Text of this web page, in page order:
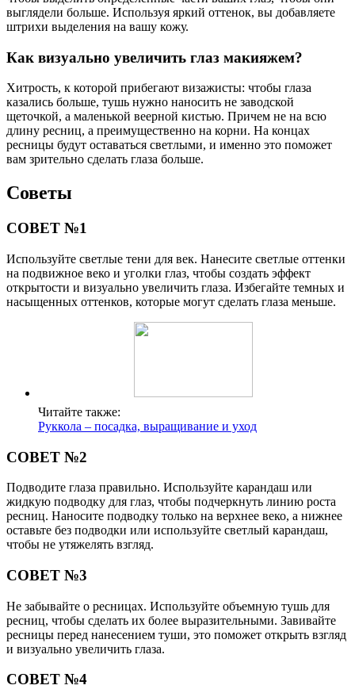
выглядели больше. Используя яркий оттенок, вы добавляете
штрихи выделения на вашу кожу.
Как визуально увеличить глаз макияжем?
Хитрость, к которой прибегают визажисты: чтобы глаза
казались больше, тушь нужно наносить не заводской
щеточкой, а маленькой веерной кистью. Причем не на всю
длину ресниц, а преимущественно на корни. На концах
ресницы будут оставаться светлыми, и именно это поможет
вам зрительно сделать глаза больше.
Советы
СОВЕТ №1
Используйте светлые тени для век. Нанесите светлые оттенки
на подвижное веко и уголки глаз, чтобы создать эффект
открытости и визуально увеличить глаза. Избегайте темных и
насыщенных оттенков, которые могут сделать глаза меньше.
Читайте также:
Руккола – посадка, выращивание и уход
СОВЕТ №2
Подводите глаза правильно. Используйте карандаш или
жидкую подводку для глаз, чтобы подчеркнуть линию роста
ресниц. Наносите подводку только на верхнее веко, а нижнее
оставьте без подводки или используйте светлый карандаш,
чтобы не утяжелять взгляд.
СОВЕТ №3
Не забывайте о ресницах. Используйте объемную тушь для
ресниц, чтобы сделать их более выразительными. Завивайте
ресницы перед нанесением туши, это поможет открыть взгляд
и визуально увеличить глаза.
СОВЕТ №4